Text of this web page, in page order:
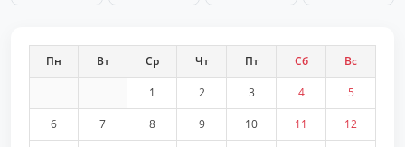
Пн Вт Ср Чт Пт Сб Вс
1 2 3 4 5
6 7 8 9 10 11 12